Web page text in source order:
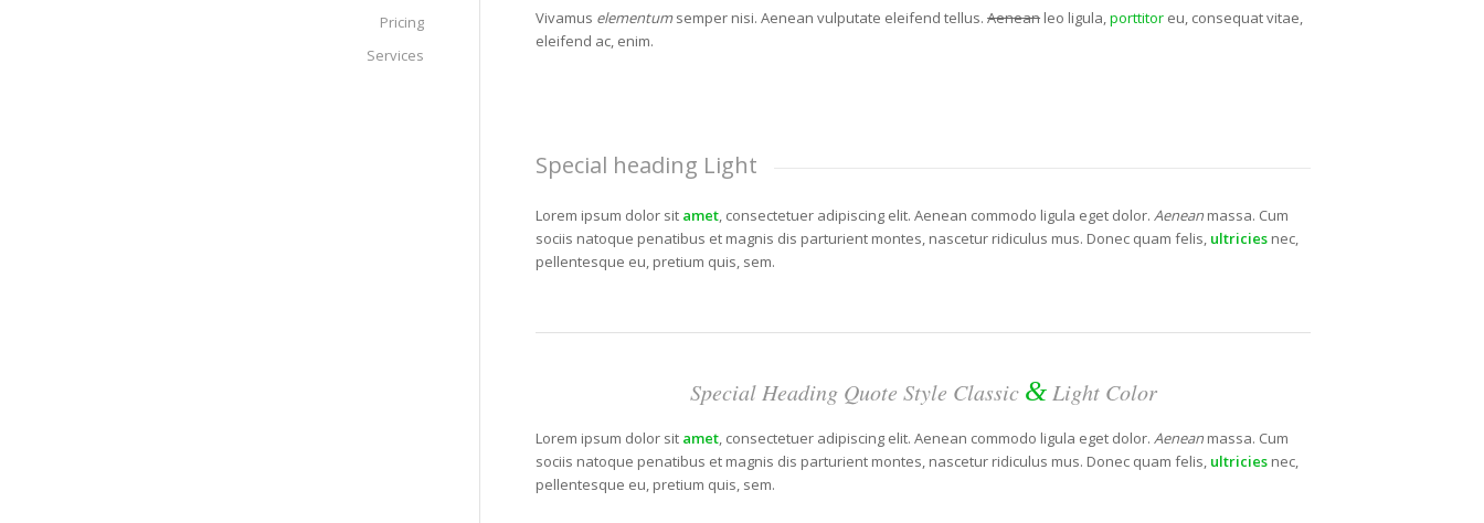
Vivamus elementumsemper nisi. Aenean vulputate eleifend tellus.Aenean leo ligula,porttitor eu, consequat vitae,
eleifend ac, enim.
Special heading Light
Lorem ipsum dolor sit amet, consectetuer adipiscing elit. Aenean commodo ligula eget dolor.Aenean massa. Cum
sociis natoque penatibus et magnis dis parturient montes, nascetur ridiculus mus. Donec quam felis, ultricies nec,
pellentesque eu, pretium quis, sem.
Special Heading Quote Style Classic &Light Color
Lorem ipsum dolor sit amet, consectetuer adipiscing elit. Aenean commodo ligula eget dolor.Aenean massa. Cum
sociis natoque penatibus et magnis dis parturient montes, nascetur ridiculus mus. Donec quam felis, ultricies nec,
pellentesque eu, pretium quis, sem.
Pricing
Services